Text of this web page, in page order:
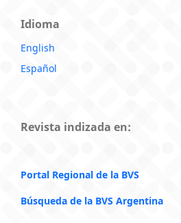
Idioma
English
Español
Revista indizada en:
Portal Regional de la BVS
Búsqueda de la BVS Argentina